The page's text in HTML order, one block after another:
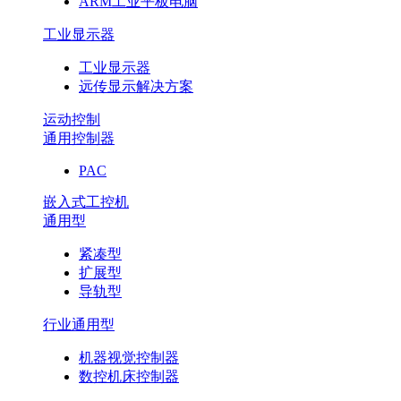
工业显示器
工业显示器
远传显示解决方案
运动控制
通用控制器
PAC
嵌入式工控机
通用型
紧凑型
扩展型
导轨型
行业通用型
机器视觉控制器
数控机床控制器